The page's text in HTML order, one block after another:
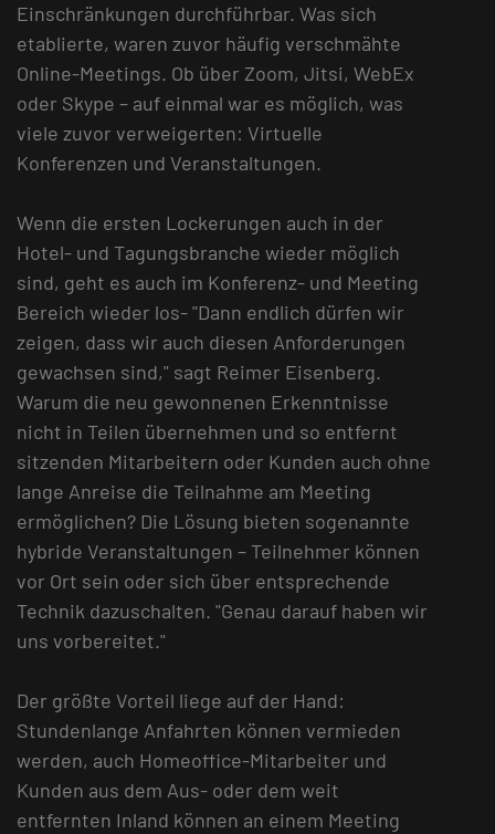
Einschränkungen durchführbar. Was sich
etablierte, waren zuvor häufig verschmähte
Online-Meetings. Ob über Zoom, Jitsi, WebEx
oder Skype – auf einmal war es möglich, was
viele zuvor verweigerten: Virtuelle
Konferenzen und Veranstaltungen.
Wenn die ersten Lockerungen auch in der
Hotel- und Tagungsbranche wieder möglich
sind, geht es auch im Konferenz- und Meeting
Bereich wieder los- "Dann endlich dürfen wir
zeigen, dass wir auch diesen Anforderungen
gewachsen sind," sagt Reimer Eisenberg.
Warum die neu gewonnenen Erkenntnisse
nicht in Teilen übernehmen und so entfernt
sitzenden Mitarbeitern oder Kunden auch ohne
lange Anreise die Teilnahme am Meeting
ermöglichen? Die Lösung bieten sogenannte
hybride Veranstaltungen – Teilnehmer können
vor Ort sein oder sich über entsprechende
Technik dazuschalten. "Genau darauf haben wir
uns vorbereitet."
Der größte Vorteil liege auf der Hand:
Stundenlange Anfahrten können vermieden
werden, auch Homeoffice-Mitarbeiter und
Kunden aus dem Aus- oder dem weit
entfernten Inland können an einem Meeting